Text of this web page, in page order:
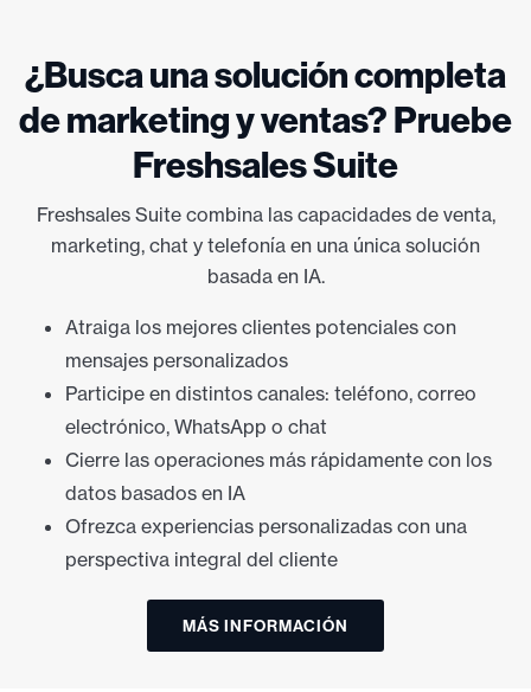
¿Busca una solución completa
de marketing y ventas? Pruebe
Freshsales Suite
Freshsales Suite combina las capacidades de venta,
marketing, chat y telefonía en una única solución
basada en IA.
Atraiga los mejores clientes potenciales con
mensajes personalizados
Participe en distintos canales: teléfono, correo
electrónico, WhatsApp o chat
Cierre las operaciones más rápidamente con los
datos basados en IA
Ofrezca experiencias personalizadas con una
perspectiva integral del cliente
MÁS INFORMACIÓN